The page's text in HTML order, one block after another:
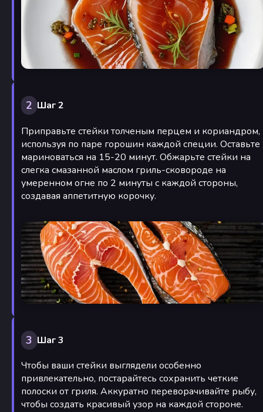
2 Шаг 2
Приправьте стейки толченым перцем и кориандром,
используя по паре горошин каждой специи. Оставьте
мариноваться на 15-20 минут. Обжарьте стейки на
слегка смазанной маслом гриль-сковороде на
умеренном огне по 2 минуты с каждой стороны,
создавая аппетитную корочку.
3 Шаг 3
Чтобы ваши стейки выглядели особенно
привлекательно, постарайтесь сохранить четкие
полоски от гриля. Аккуратно переворачивайте рыбу,
чтобы создать красивый узор на каждой стороне.